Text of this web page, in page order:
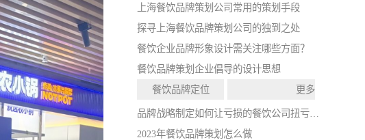
上海餐饮品牌策划公司常用的策划手段
探寻上海餐饮品牌策划公司的独到之处
餐饮企业品牌形象设计需关注哪些方面？
餐饮品牌策划企业倡导的设计思想
餐饮品牌定位
更多
品牌战略制定如何让亏损的餐饮公司扭亏为盈
2023年餐饮品牌策划怎么做